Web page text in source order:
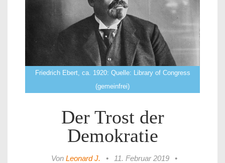
Friedrich Ebert, ca. 1920: Quelle: Library of Congress
(gemeinfrei)
Der Trost der
Demokratie
Von Leonard J. • 11. Februar 2019
•